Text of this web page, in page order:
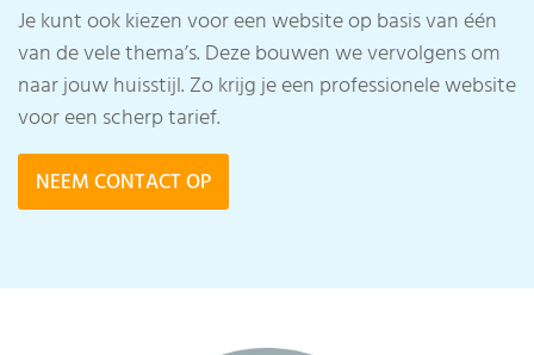
Je kunt ook kiezen voor een website op basis van één
van de vele thema’s. Deze bouwen we vervolgens om
naar jouw huisstijl. Zo krijg je een professionele website
voor een scherp tarief.
NEEM CONTACT OP